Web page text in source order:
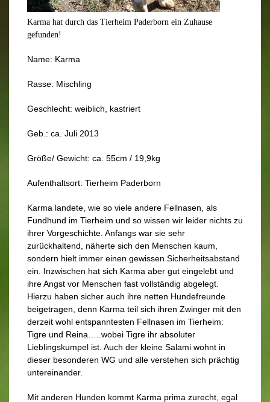
Karma hat durch das Tierheim Paderborn ein Zuhause
gefunden!
Name: Karma
Rasse: Mischling
Geschlecht: weiblich, kastriert
Geb.: ca. Juli 2013
Größe/ Gewicht: ca. 55cm / 19,9kg
Aufenthaltsort: Tierheim Paderborn
Karma landete, wie so viele andere Fellnasen, als
Fundhund im Tierheim und so wissen wir leider nichts zu
ihrer Vorgeschichte. Anfangs war sie sehr
zurückhaltend, näherte sich den Menschen kaum,
sondern hielt immer einen gewissen Sicherheitsabstand
ein. Inzwischen hat sich Karma aber gut eingelebt und
ihre Angst vor Menschen fast vollständig abgelegt.
Hierzu haben sicher auch ihre netten Hundefreunde
beigetragen, denn Karma teil sich ihren Zwinger mit den
derzeit wohl entspanntesten Fellnasen im Tierheim:
Tigre und Reina…..wobei Tigre ihr absoluter
Lieblingskumpel ist. Auch der kleine Salami wohnt in
dieser besonderen WG und alle verstehen sich prächtig
untereinander.
Mit anderen Hunden kommt Karma prima zurecht, egal